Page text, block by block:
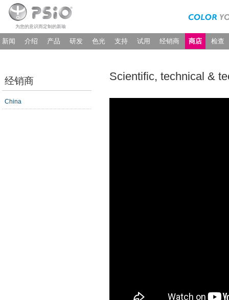
为您的意识而定制的新瑜
新闻 介绍 产品 研发 色光 支持 试用 经销商 商店 检查
经销商
China
Scientific, technical &